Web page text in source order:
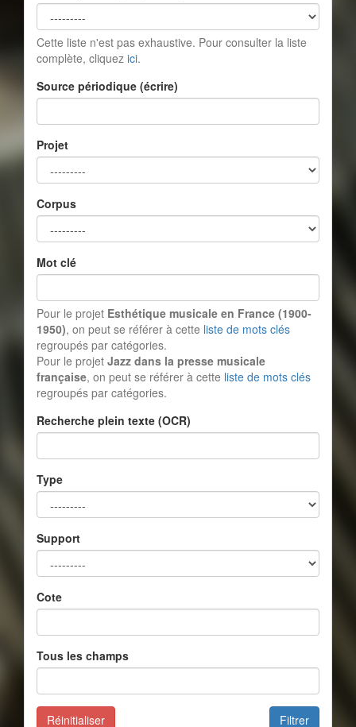
Cette liste n'est pas exhaustive. Pour consulter la liste
complète, cliquez ici.
Source périodique (écrire)
Projet
Corpus
Mot clé
Pour le projet Esthétique musicale en France (1900-
1950), on peut se référer à cette liste de mots clés
regroupés par catégories.
Pour le projet Jazz dans la presse musicale
française, on peut se référer à cette liste de mots clés
regroupés par catégories.
Recherche plein texte (OCR)
Type
Support
Cote
Tous les champs
Filtrer
Réinitialiser